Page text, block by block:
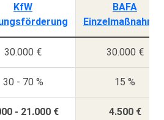
KfW
BAFA
30.000 € 30.000 €
30 - 70 % 15 %
- 21.000 € 4.500 €